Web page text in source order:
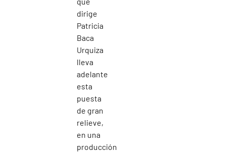
dirige
Patricia
Baca
Urquiza
lleva
adelante
esta
puesta
de gran
relieve,
en una
producción